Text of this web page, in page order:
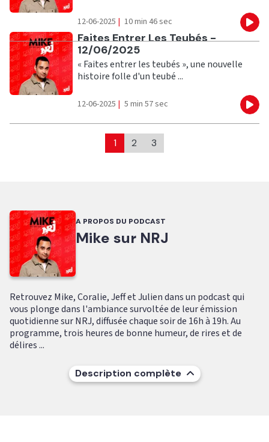
12-06-2025 | 10 min 46 sec
Ecouter
Faites Entrer Les Teubés -
12/06/2025
« Faites entrer les teubés », une nouvelle
histoire folle d'un teubé ...
12-06-2025 | 5 min 57 sec
1 2 3
A PROPOS DU PODCAST
Mike sur NRJ
Retrouvez Mike, Coralie, Jeff et Julien dans un podcast qui
vous plonge dans l'ambiance survoltée de leur émission
quotidienne sur NRJ, diffusée chaque soir de 16h à 19h. Au
programme, trois heures de bonne humeur, de rires et de
délires ...
Description complète